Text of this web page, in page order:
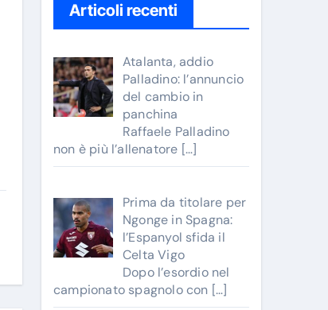
Articoli recenti
Atalanta, addio
Palladino: l’annuncio
del cambio in
panchina
Raffaele Palladino
non è più l’allenatore […]
Prima da titolare per
Ngonge in Spagna:
l’Espanyol sfida il
Celta Vigo
Dopo l’esordio nel
campionato spagnolo con […]